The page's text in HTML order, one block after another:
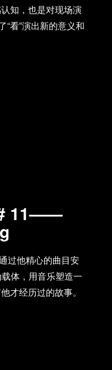
知，也是对现场演
“看”演出新的意义和
11——
过他精心的曲目安
体，用音乐塑造一
才经历过的故事。